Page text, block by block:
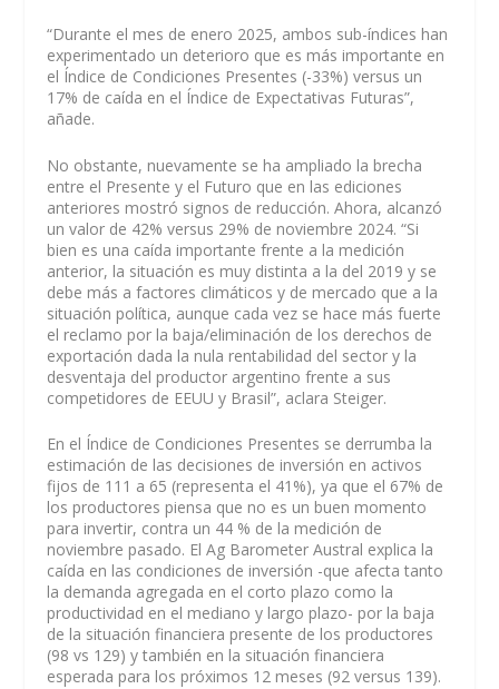
“Durante el mes de enero 2025, ambos sub-índices han
experimentado un deterioro que es más importante en
el Índice de Condiciones Presentes (-33%) versus un
17% de caída en el Índice de Expectativas Futuras”,
añade.
No obstante, nuevamente se ha ampliado la brecha
entre el Presente y el Futuro que en las ediciones
anteriores mostró signos de reducción. Ahora, alcanzó
un valor de 42% versus 29% de noviembre 2024. “Si
bien es una caída importante frente a la medición
anterior, la situación es muy distinta a la del 2019 y se
debe más a factores climáticos y de mercado que a la
situación política, aunque cada vez se hace más fuerte
el reclamo por la baja/eliminación de los derechos de
exportación dada la nula rentabilidad del sector y la
desventaja del productor argentino frente a sus
competidores de EEUU y Brasil”, aclara Steiger.
En el Índice de Condiciones Presentes se derrumba la
estimación de las decisiones de inversión en activos
fijos de 111 a 65 (representa el 41%), ya que el 67% de
los productores piensa que no es un buen momento
para invertir, contra un 44 % de la medición de
noviembre pasado. El Ag Barometer Austral explica la
caída en las condiciones de inversión -que afecta tanto
la demanda agregada en el corto plazo como la
productividad en el mediano y largo plazo- por la baja
de la situación financiera presente de los productores
(98 vs 129) y también en la situación financiera
esperada para los próximos 12 meses (92 versus 139).